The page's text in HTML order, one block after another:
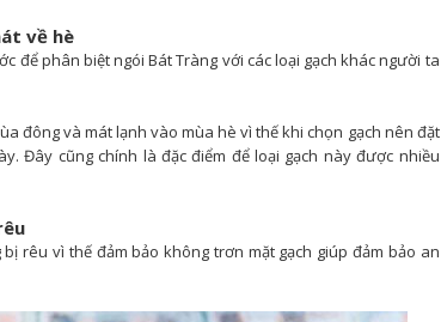
về hè
để phân biệt ngói Bát Tràng với các loại gạch khác người ta
đông và mát lạnh vào mùa hè vì thế khi chọn gạch nên đặt
Đây cũng chính là đặc điểm để loại gạch này được nhiều
rêu vì thế đảm bảo không trơn mặt gạch giúp đảm bảo an